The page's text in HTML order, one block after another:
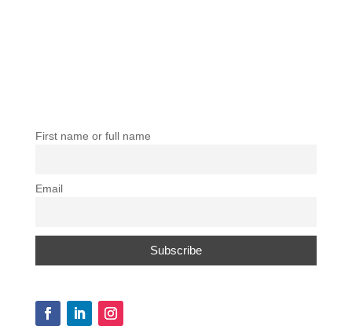
First name or full name
Email